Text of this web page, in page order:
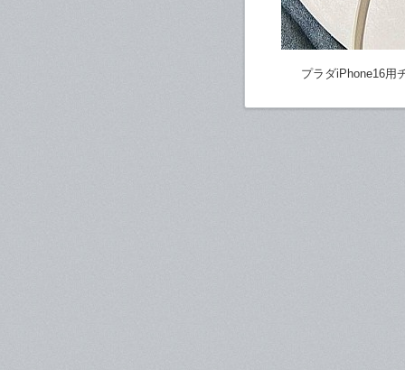
プラダiPhone16用